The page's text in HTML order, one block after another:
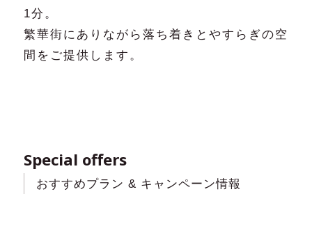
1分。
繁華街にありながら落ち着きとやすらぎの空
間をご提供します。
Special offers
おすすめプラン & キャンペーン情報